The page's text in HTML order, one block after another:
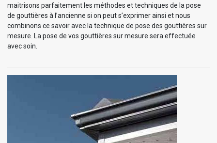
maitrisons parfaitement les méthodes et techniques de la pose
de gouttières à l’ancienne si on peut s’exprimer ainsi et nous
combinons ce savoir avec la technique de pose des gouttières sur
mesure. La pose de vos gouttières sur mesure sera effectuée
avec soin.